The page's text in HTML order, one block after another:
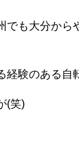
でも大分か
経験のある
(笑)